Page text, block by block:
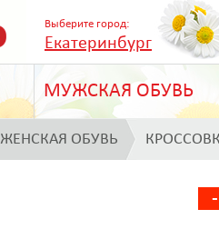
Выберите город:
Екатеринбург
МУЖСКАЯ ОБУВЬ
ЖЕНСКАЯ ОБУВЬ